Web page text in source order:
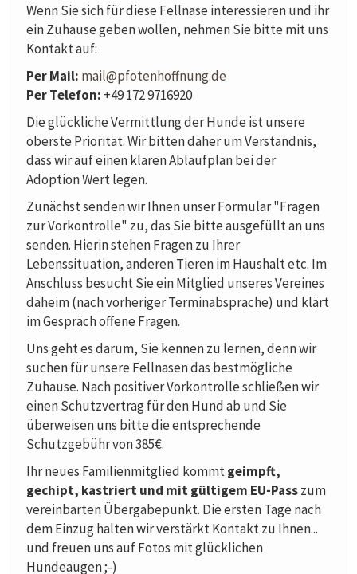
Wenn Sie sich für diese Fellnase interessieren und ihr
ein Zuhause geben wollen, nehmen Sie bitte mit uns
Kontakt auf:
Per Mail: mail@pfotenhoffnung.de
Per Telefon: +49 172 9716920
Die glückliche Vermittlung der Hunde ist unsere
oberste Priorität. Wir bitten daher um Verständnis,
dass wir auf einen klaren Ablaufplan bei der
Adoption Wert legen.
Zunächst senden wir Ihnen unser Formular "Fragen
zur Vorkontrolle" zu, das Sie bitte ausgefüllt an uns
senden. Hierin stehen Fragen zu Ihrer
Lebenssituation, anderen Tieren im Haushalt etc. Im
Anschluss besucht Sie ein Mitglied unseres Vereines
daheim (nach vorheriger Terminabsprache) und klärt
im Gespräch offene Fragen.
Uns geht es darum, Sie kennen zu lernen, denn wir
suchen für unsere Fellnasen das bestmögliche
Zuhause. Nach positiver Vorkontrolle schließen wir
einen Schutzvertrag für den Hund ab und Sie
überweisen uns bitte die entsprechende
Schutzgebühr von 385€.
Ihr neues Familienmitglied kommtgeimpft,
gechipt, kastriert und mit gültigem EU-Passzum
vereinbarten Übergabepunkt. Die ersten Tage nach
dem Einzug halten wir verstärkt Kontakt zu Ihnen...
und freuen uns auf Fotos mit glücklichen
Hundeaugen ;-)